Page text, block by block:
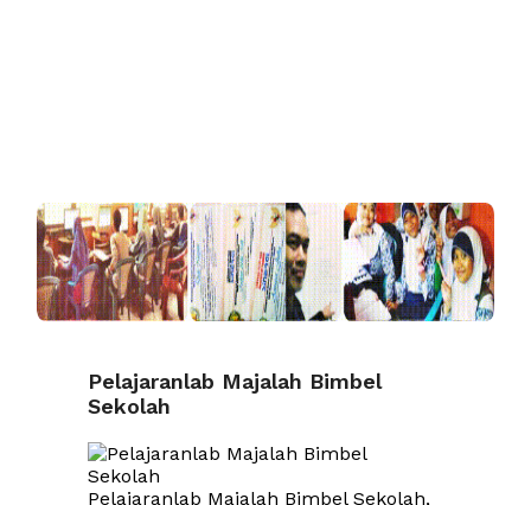
Pelajaranlab Majalah Bimbel
Sekolah
Pelajaranlab Majalah Bimbel Sekolah,